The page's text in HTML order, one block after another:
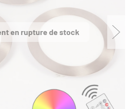
en rupture de stock